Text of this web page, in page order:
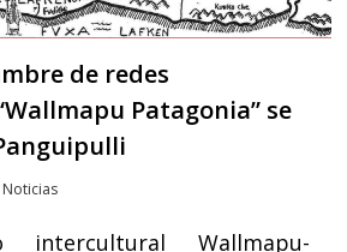
de redes
Patagonia” se
Noticias
intercultural Wallmapu-